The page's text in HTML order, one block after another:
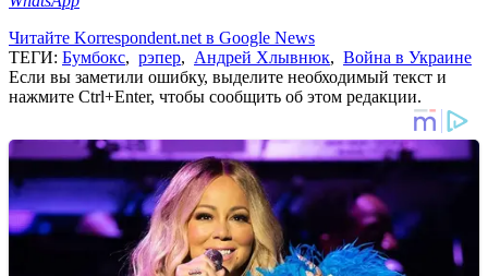
Читайте Korrespondent.net в Google News
ТЕГИ: Бумбокс, рэпер, Андрей Хлывнюк, Война в Украине
Если вы заметили ошибку, выделите необходимый текст и
нажмите Ctrl+Enter, чтобы сообщить об этом редакции.